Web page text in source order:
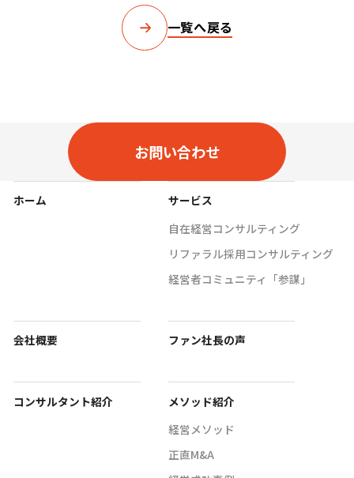
一覧へ戻る
お問い合わせ
ホーム
サービス
自在経営コンサルティング
リファラル採用コンサルティング
経営者コミュニティ「参謀」
会社概要 ファン社長の声
コンサルタント紹介
メソッド紹介
経営メソッド
正直M&A